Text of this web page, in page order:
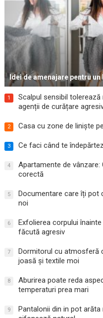
Idei de amenajare pentru
1
Scalpul sensibil
agenții de curățare
2 Casa cu zone de liniște
3 Ce faci când te
4
Apartamente de
corectă
5
Documentare care îți pot
noi
6
Exfolierea corpului
făcută agresiv
7
Dormitorul cu atmosferă
joasă și textile moi
8
Aburirea poate reda
temperaturi prea mari
9
Pantalonii din in pot